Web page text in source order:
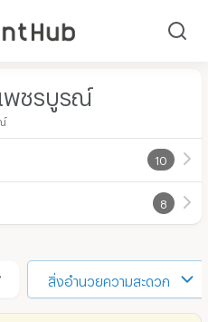
พชรบูรณ์
10
8
สิ่งอำนวยความสะดวก